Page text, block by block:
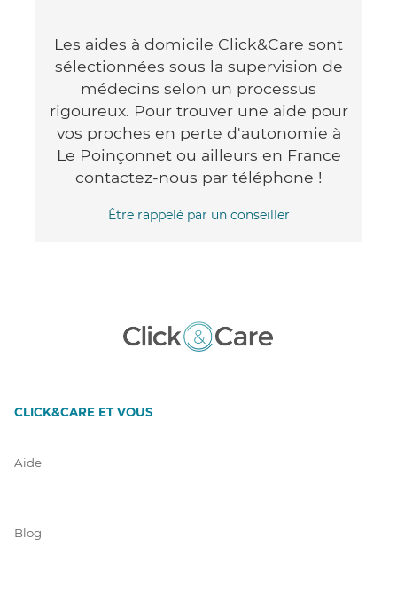
Les aides à domicile Click&Care sont
sélectionnées sous la supervision de
médecins selon un processus
rigoureux. Pour trouver une aide pour
vos proches en perte d'autonomie à
Le Poinçonnet ou ailleurs en France
contactez-nous par téléphone !
Être rappelé par un conseiller
CLICK&CARE ET VOUS
Aide
Blog